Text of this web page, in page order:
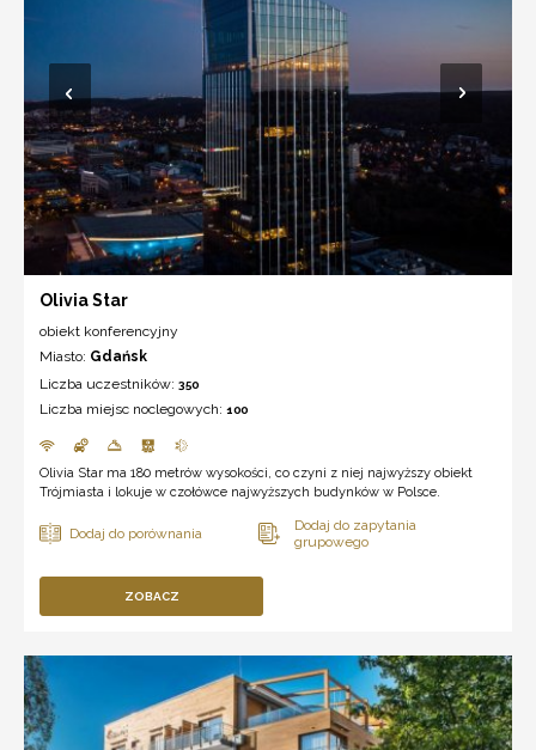
Olivia Star
obiekt konferencyjny
Miasto: Gdańsk
Liczba uczestników: 350
Liczba miejsc noclegowych: 100
Olivia Star ma 180 metrów wysokości, co czyni z niej najwyższy obiekt
Trójmiasta i lokuje w czołówce najwyższych budynków w Polsce.
ZOBACZ